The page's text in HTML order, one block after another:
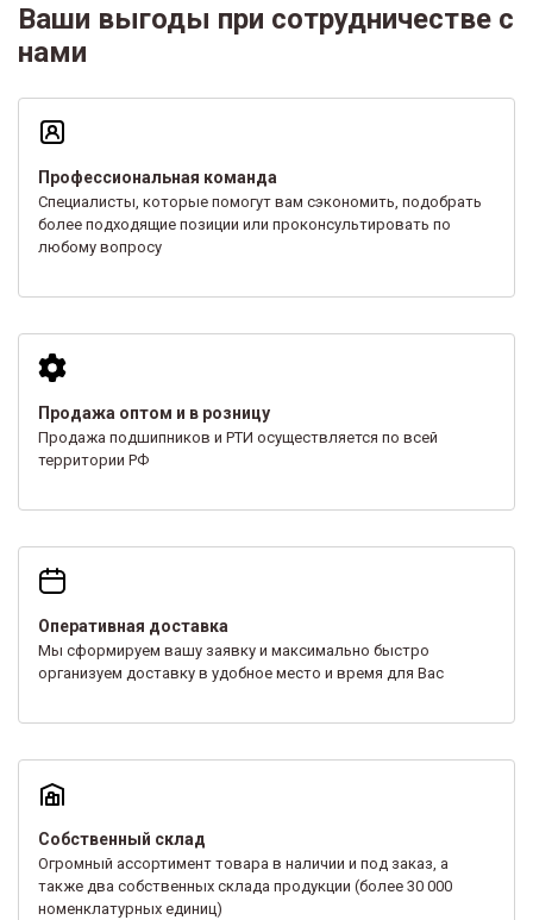
Ваши выгоды при сотрудничестве с
нами
Профессиональная команда
Специалисты, которые помогут вам сэкономить, подобрать
более подходящие позиции или проконсультировать по
любому вопросу
Продажа оптом и в розницу
Продажа подшипников и РТИ осуществляется по всей
территории РФ
Оперативная доставка
Мы сформируем вашу заявку и максимально быстро
организуем доставку в удобное место и время для Вас
Собственный склад
Огромный ассортимент товара в наличии и под заказ, а
также два собственных склада продукции (более 30 000
номенклатурных единиц)